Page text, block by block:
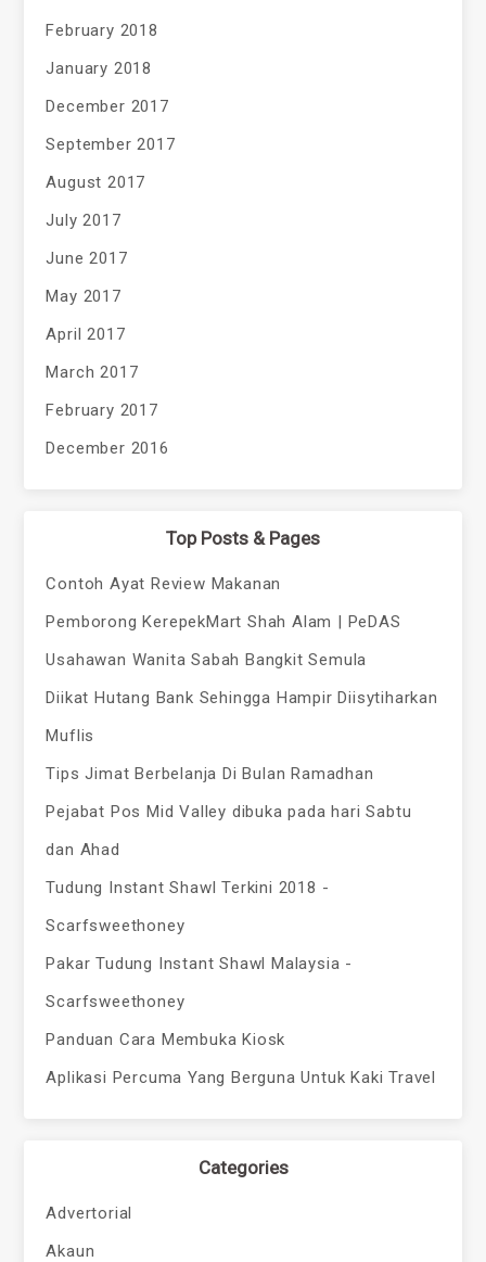
February 2018
January 2018
December 2017
September 2017
August 2017
July 2017
June 2017
May 2017
April 2017
March 2017
February 2017
December 2016
Top Posts & Pages
Contoh Ayat Review Makanan
Pemborong KerepekMart Shah Alam | PeDAS
Usahawan Wanita Sabah Bangkit Semula
Diikat Hutang Bank Sehingga Hampir Diisytiharkan
Muflis
Tips Jimat Berbelanja Di Bulan Ramadhan
Pejabat Pos Mid Valley dibuka pada hari Sabtu
dan Ahad
Tudung Instant Shawl Terkini 2018 -
Scarfsweethoney
Pakar Tudung Instant Shawl Malaysia -
Scarfsweethoney
Panduan Cara Membuka Kiosk
Aplikasi Percuma Yang Berguna Untuk Kaki Travel
Categories
Advertorial
Akaun